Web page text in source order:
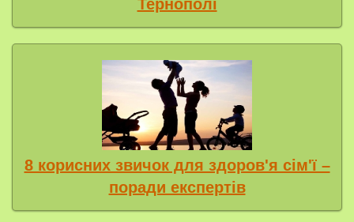
Тернополі
8 корисних звичок для здоров'я сім'ї –
поради експертів